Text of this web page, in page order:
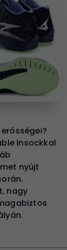
Insockkal
nyújt
nagy